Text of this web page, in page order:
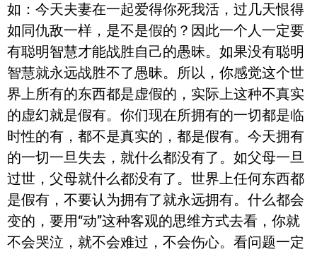
如：今天夫妻在一起爱得你死我活，过几天恨得
如同仇敌一样，是不是假的？因此一个人一定要
有聪明智慧才能战胜自己的愚昧。如果没有聪明
智慧就永远战胜不了愚昧。所以，你感觉这个世
界上所有的东西都是虚假的，实际上这种不真实
的虚幻就是假有。你们现在所拥有的一切都是临
时性的有，都不是真实的，都是假有。今天拥有
的一切一旦失去，就什么都没有了。如父母一旦
过世，父母就什么都没有了。世界上任何东西都
是假有，不要认为拥有了就永远拥有。什么都会
变的，要用“动”这种客观的思维方式去看，你就
不会哭泣，就不会难过，不会伤心。看问题一定